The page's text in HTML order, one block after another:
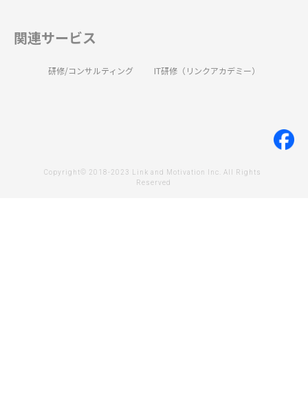
関連サービス
研修/コンサルティング IT研修（リンクアカデミー）
Copyright© 2018-2023 Link and Motivation Inc. All Rights
Reserved